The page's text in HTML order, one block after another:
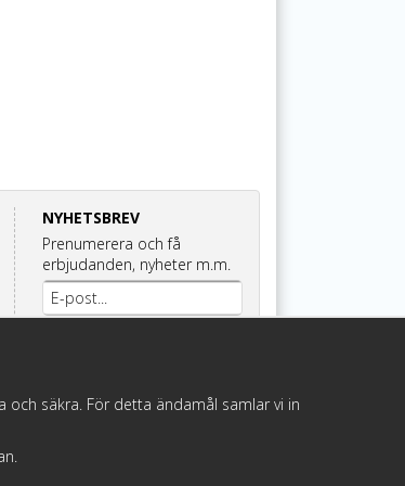
NYHETSBREV
Prenumerera och få
erbjudanden, nyheter m.m.
säkra. För detta ändamål samlar vi in